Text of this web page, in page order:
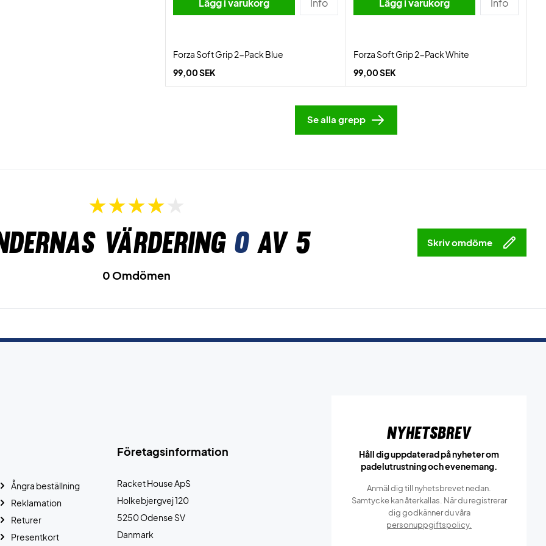
Lägg i varukorg Info
Forza Soft Grip 2-Pack Blue
99,00 SEK
Lägg i varukorg Info
Forza Soft Grip 2-Pack White
99,00 SEK
Se alla grepp
värdering 0av 5 Skriv omdöme
0 Omdömen
Företagsinformation
Racket House ApS
Holkebjergvej 120
5250 Odense SV
Danmark
Ångra beställning
Reklamation
Returer
Presentkort
Nyhetsbrev
Håll dig uppdaterad på nyheter om
padelutrustning och evenemang.
Anmäl dig till nyhetsbrevet nedan.
Samtycke kan återkallas. När du registrerar
dig godkänner du våra
personuppgiftspolicy.